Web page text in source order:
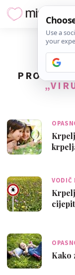
VODIČ
Kako